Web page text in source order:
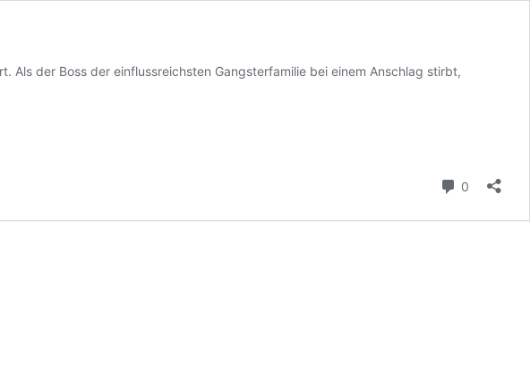
der Boss der einflussreichsten Gangsterfamilie bei einem Anschlag stirbt,
0